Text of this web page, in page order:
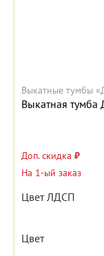
Выкатные тумбы
Выкатная
Доп. скидка ₽
На 1-ый заказ
Цвет ЛДСП
Цвет